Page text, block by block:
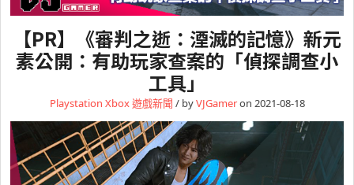
【PR】《審判之逝：湮滅的記憶》新元
素公開：有助玩家查案的「偵探調查小
工具」
Playstation Xbox遊戲新聞 / byVJGameron 2021-08-18